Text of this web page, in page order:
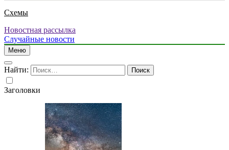
Схемы
Новостная рассылка
Случайные новости
Меню
Найти:
Заголовки